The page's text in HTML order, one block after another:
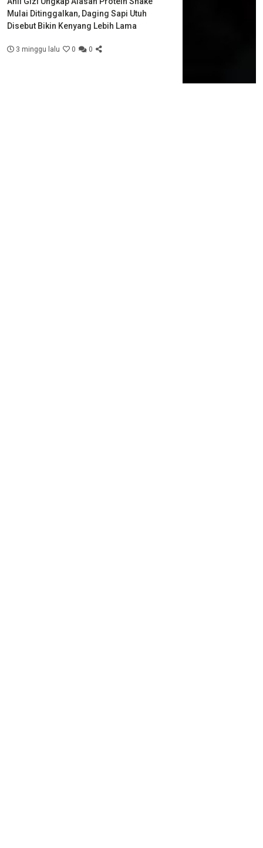
Mulai Ditinggalkan, Daging Sapi Utuh
Disebut Bikin Kenyang Lebih Lama
3 minggu lalu 0 0